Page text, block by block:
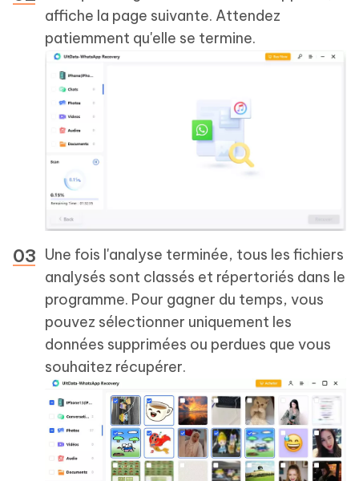
affiche la page suivante. Attendez
patiemment qu'elle se termine.
Une fois l'analyse terminée, tous les fichiers
analysés sont classés et répertoriés dans le
programme. Pour gagner du temps, vous
pouvez sélectionner uniquement les
données supprimées ou perdues que vous
souhaitez récupérer.